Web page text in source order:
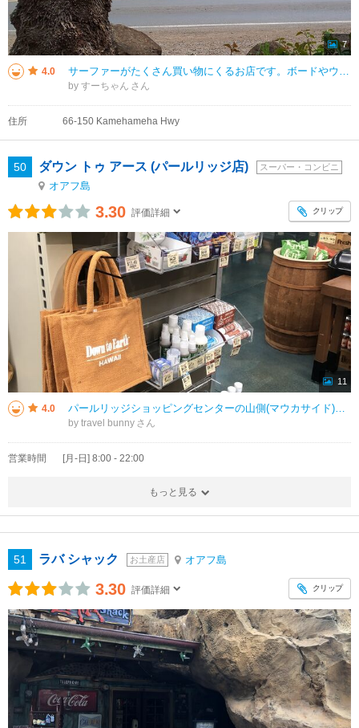
7
4.0 サーファーがたくさん買い物にくるお店です。ボードやウエア、お手入れグッズなどサーフィンに使うものがあれこれ取り扱われていました。 サーフィン用品のお店はほかにもありますか、かなりここは品ぞろえがよくて店舗がひろいです
by すーちゃん
住所 66-150 Kamehameha Hwy
50 ダウン トゥ アース (パールリッジ店) スーパー・コンビニ
オアフ島
3.30 評価詳細 クリップ
11
4.0 パールリッジショッピングセンターの山側(マウカサイド)を出て、Big City Dinerの向かい側くらいにあります。ショッピングセンターとは別の建物になります。 大きなトートバッグは前からありましたが、小さめのジュート
by travel bunny
営業時間 [月-日] 8:00 - 22:00
もっと見る
51 ラバ シャック お土産店 オアフ島
3.30 評価詳細 クリップ